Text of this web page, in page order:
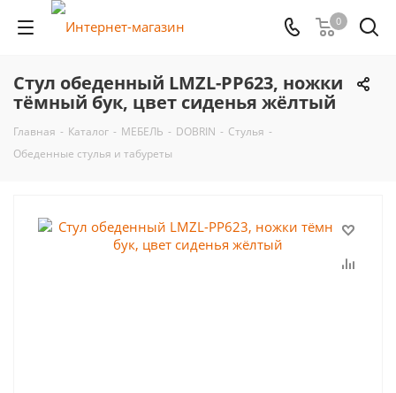
0
Стул обеденный LMZL-PP623, ножки
тёмный бук, цвет сиденья жёлтый
Главная - Каталог - МЕБЕЛЬ - DOBRIN - Стулья -
Обеденные стулья и табуреты